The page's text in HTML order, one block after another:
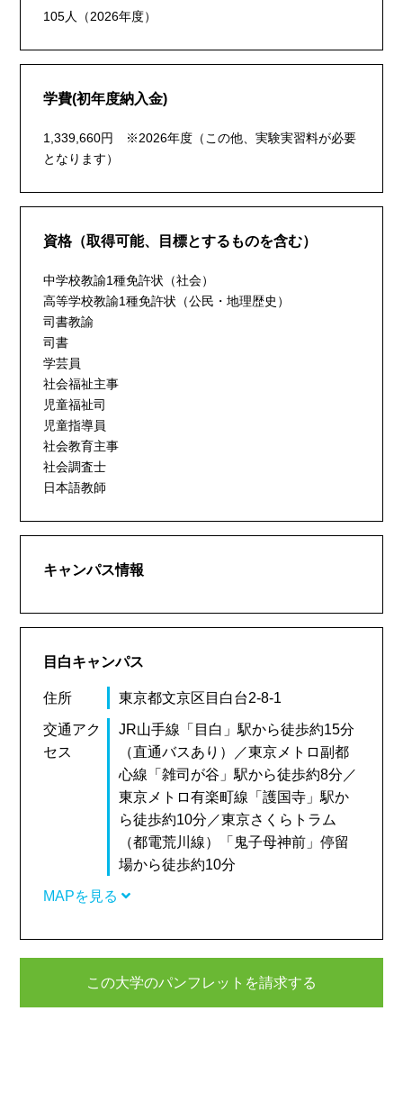
105人（2026年度）
学費(初年度納入金)
1,339,660円 ※2026年度（この他、実験実習料が必要
となります）
資格（取得可能、目標とするものを含む）
中学校教諭1種免許状（社会）
高等学校教諭1種免許状（公民・地理歴史）
司書教諭
司書
学芸員
社会福祉主事
児童福祉司
児童指導員
社会教育主事
社会調査士
日本語教師
キャンパス情報
目白キャンパス
住所 東京都文京区目白台2-8-1
交通アク
セス
JR山手線「目白」駅から徒歩約15分
（直通バスあり）／東京メトロ副都
心線「雑司が谷」駅から徒歩約8分／
東京メトロ有楽町線「護国寺」駅か
ら徒歩約10分／東京さくらトラム
（都電荒川線）「鬼子母神前」停留
場から徒歩約10分
MAPを見る
この大学のパンフレットを請求する